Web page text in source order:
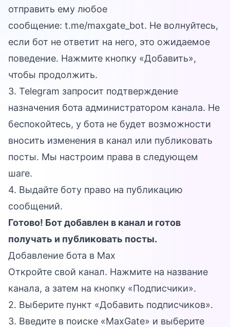
отправить ему любое
сообщение: t.me/maxgate_bot. Не волнуйтесь,
если бот не ответит на него, это ожидаемое
поведение. Нажмите кнопку «Добавить»,
чтобы продолжить.
3. Telegram запросит подтверждение
назначения бота администратором канала. Не
беспокойтесь, у бота не будет возможности
вносить изменения в канал или публиковать
посты. Мы настроим права в следующем
шаге.
4. Выдайте боту право на публикацию
сообщений.
Готово! Бот добавлен в канал и готов
получать и публиковать посты.
Добавление бота в Max
Откройте свой канал. Нажмите на название
канала, а затем на кнопку «Подписчики».
2. Выберите пункт «Добавить подписчиков».
3. Введите в поиске «MaxGate» и выберите